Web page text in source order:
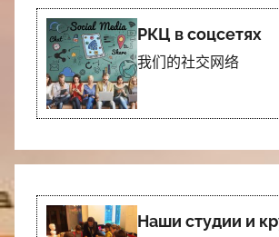
РКЦ в соцсетях
我们的社交网络
Наши студии и